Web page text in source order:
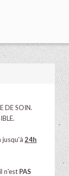
DE SOIN.
jusqu'à 24h
n'est PAS